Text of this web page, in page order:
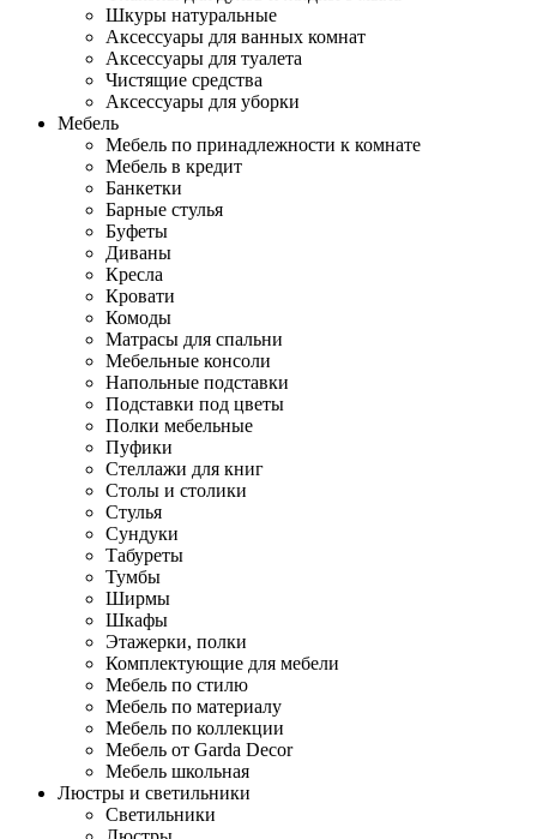
Шкуры натуральные
Аксессуары для ванных комнат
Аксессуары для туалета
Чистящие средства
Аксессуары для уборки
Мебель
Мебель по принадлежности к комнате
Мебель в кредит
Банкетки
Барные стулья
Буфеты
Диваны
Кресла
Кровати
Комоды
Матрасы для спальни
Мебельные консоли
Напольные подставки
Подставки под цветы
Полки мебельные
Пуфики
Стеллажи для книг
Столы и столики
Стулья
Сундуки
Табуреты
Тумбы
Ширмы
Шкафы
Этажерки, полки
Комплектующие для мебели
Мебель по стилю
Мебель по материалу
Мебель по коллекции
Мебель от Garda Decor
Мебель школьная
Люстры и светильники
Светильники